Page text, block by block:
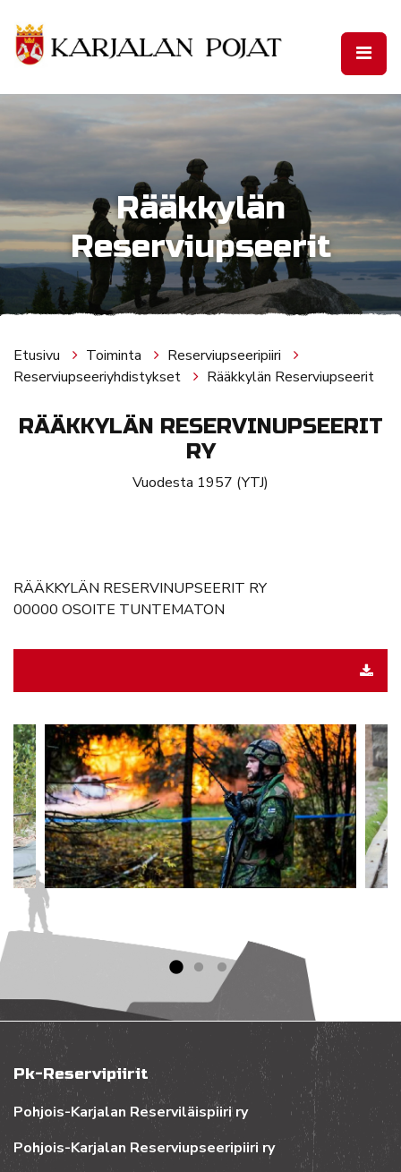
Rääkkylän
Reserviupseerit
Etusivu Toiminta
Reserviupseeripiiri
Reserviupseeriyhdistykset
Rääkkylän Reserviupseerit
RÄÄKKYLÄN RESERVINUPSEERIT
RY
Vuodesta 1957 (YTJ)
RÄÄKKYLÄN RESERVINUPSEERIT RY
00000 OSOITE TUNTEMATON
Pk-Reservipiirit
Pohjois-Karjalan Reserviläispiiri ry
Pohjois-Karjalan Reserviupseeripiiri ry